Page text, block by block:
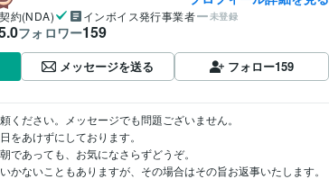
約(NDA) インボイス発行事業者 未登録
フォロワー159
メッセージを送る フォロー159
ください。メッセージでも問題ございません。
をあけずにしております。
であっても、お気になさらずどうぞ。
かないこともありますが、その場合はその旨お返事いたします。